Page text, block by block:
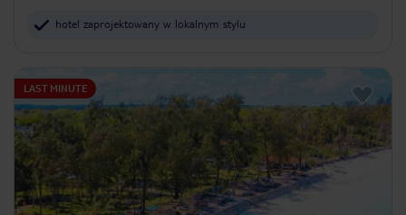
hotel zaprojektowany w lokalnym stylu
LAST MINUTE